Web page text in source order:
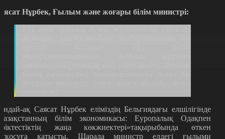
Нұрбек, Ғылым және жоғары білім министрі:
ақ Саясат Нұрбек еліміздің Бельгиядағы елшілігінде
білім экономикасы: Еуропалық Одақпен
жаңа көкжиектері»тақырыбында өткен
қатысты. Шарада министр елдегі ғылыми